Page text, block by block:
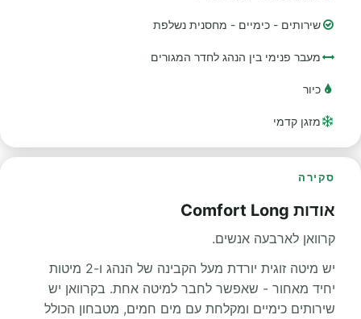
שירותים - כימיים - מחסנית נשלפת
מעבר פנימי בין הנהג לחדר המגורים
כיור
מזגן קדמי
סקירה
אודות Comfort Long
קרוואן לארבעה אנשים.
יש מיטה זוגית יורדת מעל הקבינה של הנהג ו-2 מיטות
יחיד מאחור - שאפשר לחבר למיטה אחת. בקרוואן יש
שירותים כימיים ומקלחת עם מים חמים, מטבחון הכולל